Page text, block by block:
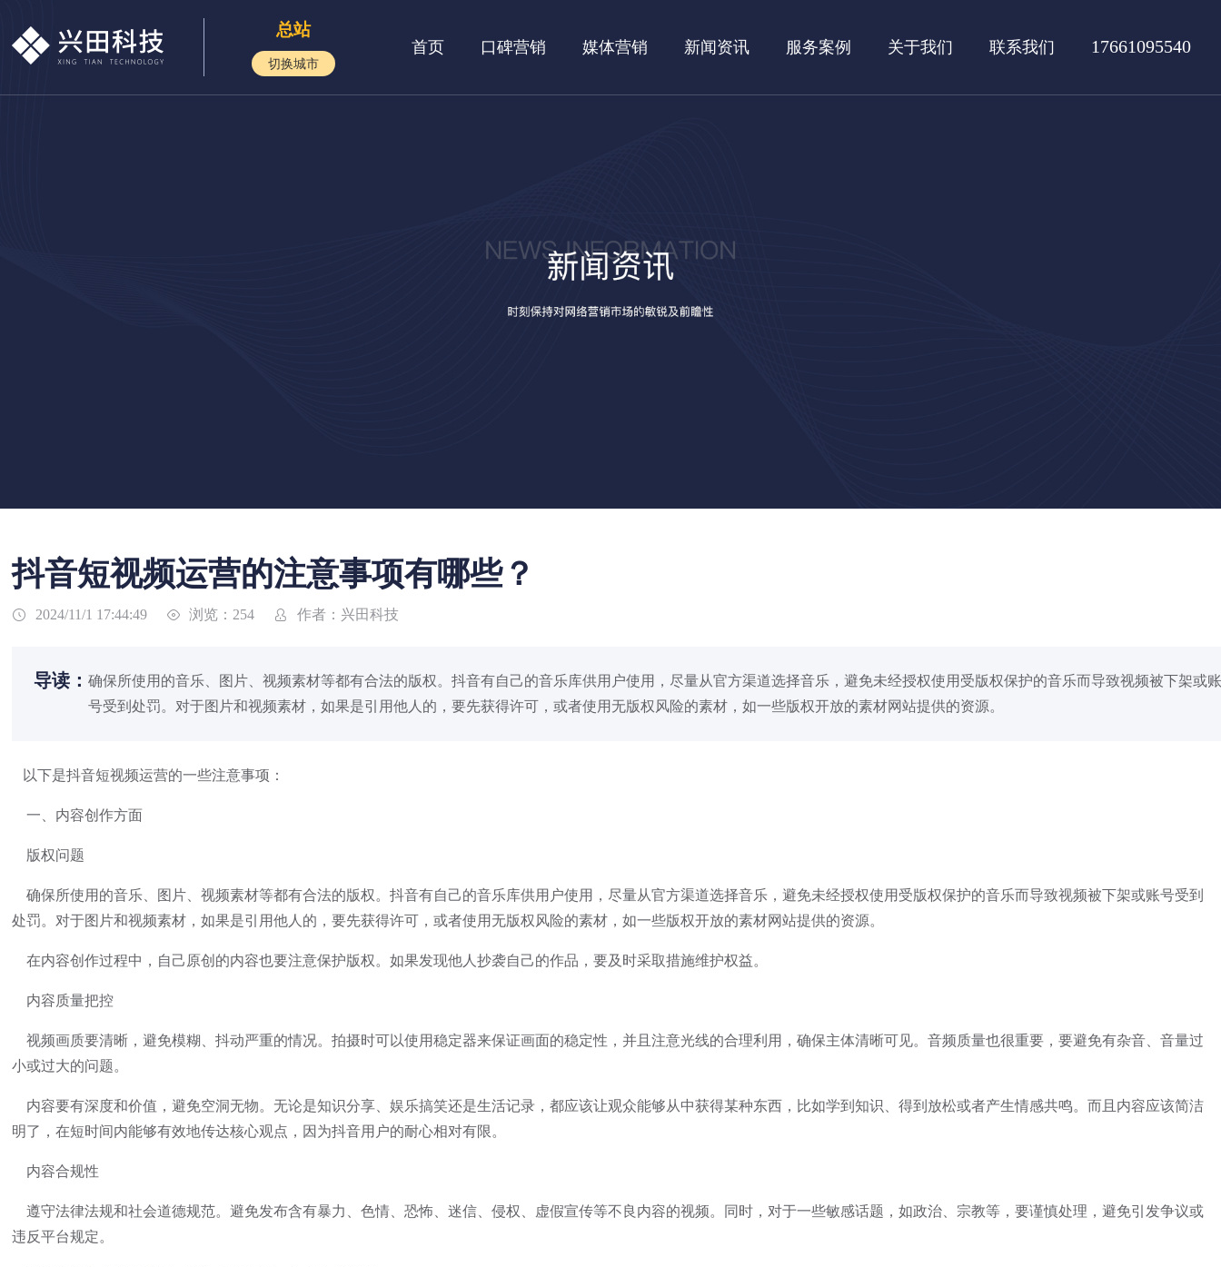
总站
切换城市
首页 口碑营销 媒体营销 新闻资讯 服务案例 关于我们 联系我们 17661095540
抖音短视频运营的注意事项有哪些？
 2024/11/1 17:44:49  浏览：254  作者：兴田科技
导读：确保所使用的音乐、图片、视频素材等都有合法的版权。抖音有自己的音乐库供用户使用，尽量从官方渠道选择音乐，避免未经授权使用受版权保护的音乐而导致视频被下架或
号受到处罚。对于图片和视频素材，如果是引用他人的，要先获得许可，或者使用无版权风险的素材，如一些版权开放的素材网站提供的资源。
以下是抖音短视频运营的一些注意事项：
一、内容创作方面
版权问题
确保所使用的音乐、图片、视频素材等都有合法的版权。抖音有自己的音乐库供用户使用，尽量从官方渠道选择音乐，避免未经授权使用受版权保护的音乐而导致视频被下架或账号受到
处罚。对于图片和视频素材，如果是引用他人的，要先获得许可，或者使用无版权风险的素材，如一些版权开放的素材网站提供的资源。
在内容创作过程中，自己原创的内容也要注意保护版权。如果发现他人抄袭自己的作品，要及时采取措施维护权益。
内容质量把控
视频画质要清晰，避免模糊、抖动严重的情况。拍摄时可以使用稳定器来保证画面的稳定性，并且注意光线的合理利用，确保主体清晰可见。音频质量也很重要，要避免有杂音、音量过
小或过大的问题。
内容要有深度和价值，避免空洞无物。无论是知识分享、娱乐搞笑还是生活记录，都应该让观众能够从中获得某种东西，比如学到知识、得到放松或者产生情感共鸣。而且内容应该简洁
明了，在短时间内能够有效地传达核心观点，因为抖音用户的耐心相对有限。
内容合规性
遵守法律法规和社会道德规范。避免发布含有暴力、色情、恐怖、迷信、侵权、虚假宣传等不良内容的视频。同时，对于一些敏感话题，如政治、宗教等，要谨慎处理，避免引发争议或
违反平台规定。